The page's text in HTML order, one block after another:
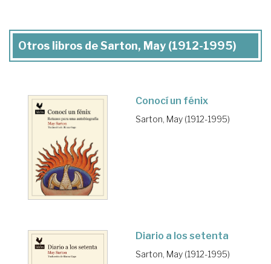
Otros libros de Sarton, May (1912-1995)
Conocí un fénix
Sarton, May (1912-1995)
Diario a los setenta
Sarton, May (1912-1995)